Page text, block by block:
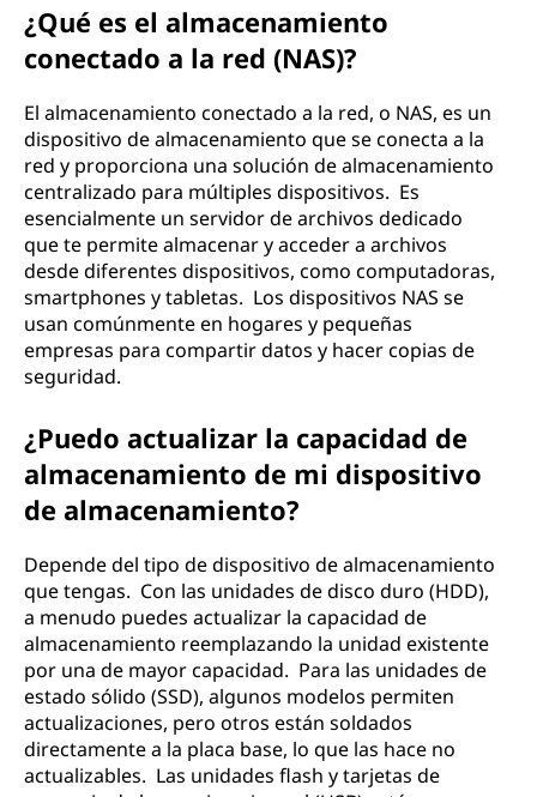
¿Qué es el almacenamiento
conectado a la red (NAS)?
El almacenamiento conectado a la red, o NAS, es un
dispositivo de almacenamiento que se conecta a la
red y proporciona una solución de almacenamiento
centralizado para múltiples dispositivos. Es
esencialmente un servidor de archivos dedicado
que te permite almacenar y acceder a archivos
desde diferentes dispositivos, como computadoras,
smartphones y tabletas. Los dispositivos NAS se
usan comúnmente en hogares y pequeñas
empresas para compartir datos y hacer copias de
seguridad.
¿Puedo actualizar la capacidad de
almacenamiento de mi dispositivo
de almacenamiento?
Depende del tipo de dispositivo de almacenamiento
que tengas. Con las unidades de disco duro (HDD),
a menudo puedes actualizar la capacidad de
almacenamiento reemplazando la unidad existente
por una de mayor capacidad. Para las unidades de
estado sólido (SSD), algunos modelos permiten
actualizaciones, pero otros están soldados
directamente a la placa base, lo que las hace no
actualizables. Las unidades flash y tarjetas de